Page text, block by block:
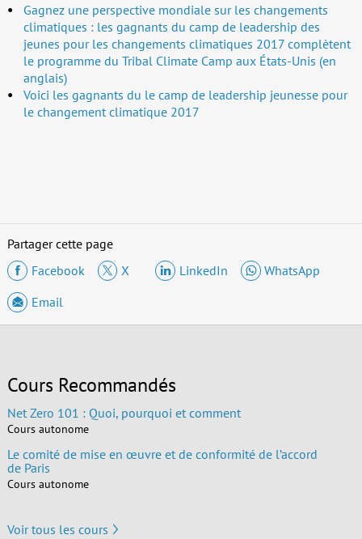
Gagnez une perspective mondiale sur les changements
climatiques : les gagnants du camp de leadership des
jeunes pour les changements climatiques 2017 complètent
le programme du Tribal Climate Camp aux États-Unis (en
anglais)
Voici les gagnants du le camp de leadership jeunesse pour
le changement climatique 2017
Partager cette page
Facebook
X LinkedIn
WhatsApp
Email
Cours Recommandés
Net Zero 101 : Quoi, pourquoi et comment
Cours autonome
Le comité de mise en œuvre et de conformité de l’accord
de Paris
Cours autonome
Voir tous les cours